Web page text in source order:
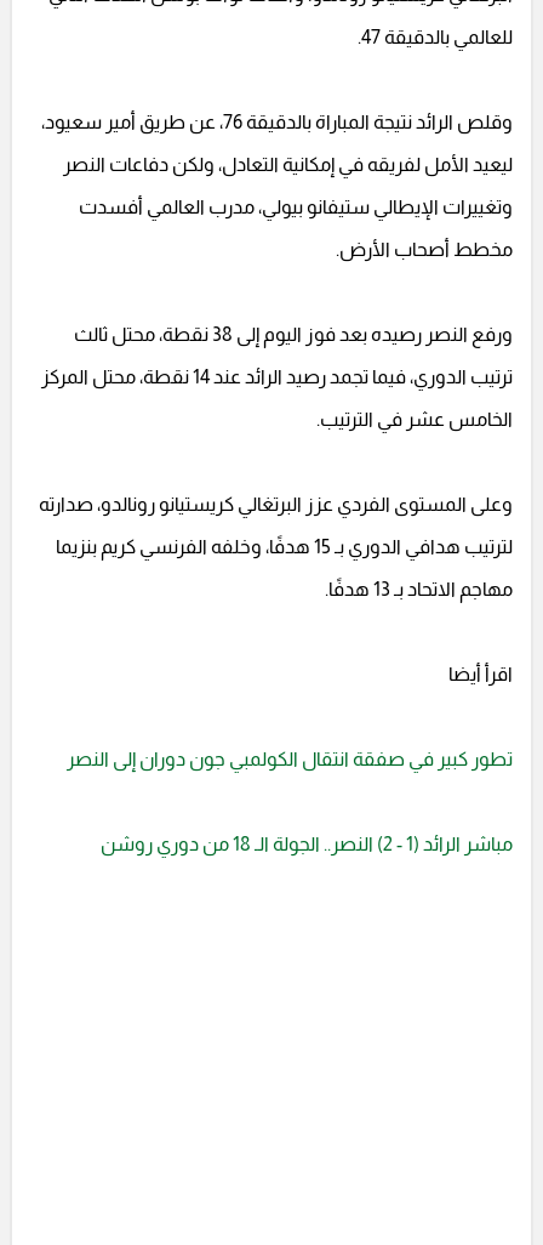
للعالمي بالدقيقة 47.
وقلص الرائد نتيجة المباراة بالدقيقة 76، عن طريق أمير سعيود،
ليعيد الأمل لفريقه في إمكانية التعادل، ولكن دفاعات النصر
وتغييرات الإيطالي ستيفانو بيولي، مدرب العالمي أفسدت
مخطط أصحاب الأرض.
ورفع النصر رصيده بعد فوز اليوم إلى 38 نقطة، محتل ثالث
ترتيب الدوري، فيما تجمد رصيد الرائد عند 14 نقطة، محتل المركز
الخامس عشر في الترتيب.
وعلى المستوى الفردي عزز البرتغالي كريستيانو رونالدو، صدارته
لترتيب هدافي الدوري بـ 15 هدفًا، وخلفه الفرنسي كريم بنزيما
مهاجم الاتحاد بـ 13 هدفًا.
اقرأ أيضا
تطور كبير في صفقة انتقال الكولمبي جون دوران إلى النصر
مباشر الرائد (1 - 2) النصر.. الجولة الـ 18 من دوري روشن